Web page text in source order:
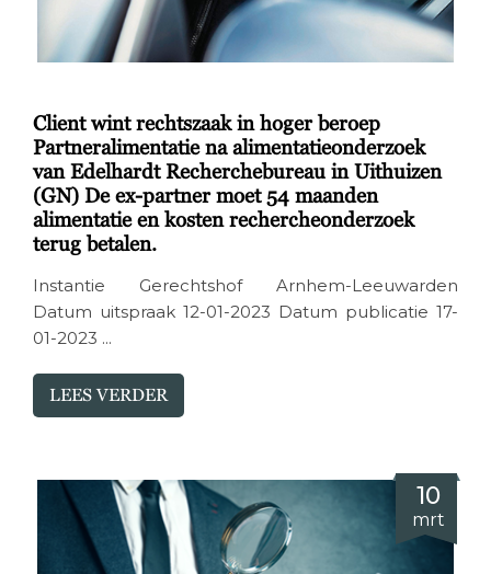
Client wint rechtszaak in hoger beroep
Partneralimentatie na alimentatieonderzoek
van Edelhardt Recherchebureau in Uithuizen
(GN) De ex-partner moet 54 maanden
alimentatie en kosten rechercheonderzoek
terug betalen.
Instantie Gerechtshof Arnhem-Leeuwarden
Datum uitspraak 12-01-2023 Datum publicatie 17-
01-2023 ...
LEES VERDER
10
mrt